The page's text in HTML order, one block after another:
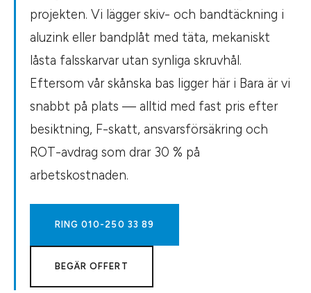
projekten. Vi lägger skiv- och bandtäckning i
aluzink eller bandplåt med täta, mekaniskt
låsta falsskarvar utan synliga skruvhål.
Eftersom vår skånska bas ligger här i Bara är vi
snabbt på plats — alltid med fast pris efter
besiktning, F-skatt, ansvarsförsäkring och
ROT-avdrag som drar 30 % på
arbetskostnaden.
RING010-250 33 89
BEGÄR OFFERT